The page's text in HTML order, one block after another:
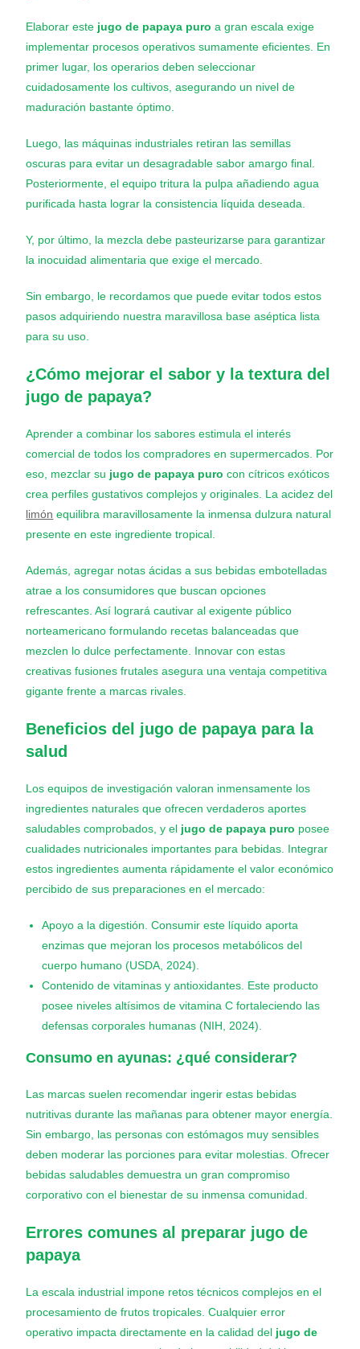
Elaborar este jugo de papaya puro a gran escala exige
implementar procesos operativos sumamente eficientes. En
primer lugar, los operarios deben seleccionar
cuidadosamente los cultivos, asegurando un nivel de
maduración bastante óptimo.
Luego, las máquinas industriales retiran las semillas
oscuras para evitar un desagradable sabor amargo final.
Posteriormente, el equipo tritura la pulpa añadiendo agua
purificada hasta lograr la consistencia líquida deseada.
Y, por último, la mezcla debe pasteurizarse para garantizar
la inocuidad alimentaria que exige el mercado.
Sin embargo, le recordamos que puede evitar todos estos
pasos adquiriendo nuestra maravillosa base aséptica lista
para su uso.
¿Cómo mejorar el sabor y la textura del
jugo de papaya?
Aprender a combinar los sabores estimula el interés
comercial de todos los compradores en supermercados. Por
eso, mezclar su jugo de papaya puro con cítricos exóticos
crea perfiles gustativos complejos y originales. La acidez del
limón equilibra maravillosamente la inmensa dulzura natural
presente en este ingrediente tropical.
Además, agregar notas ácidas a sus bebidas embotelladas
atrae a los consumidores que buscan opciones
refrescantes. Así logrará cautivar al exigente público
norteamericano formulando recetas balanceadas que
mezclen lo dulce perfectamente. Innovar con estas
creativas fusiones frutales asegura una ventaja competitiva
gigante frente a marcas rivales.
Beneficios del jugo de papaya para la
salud
Los equipos de investigación valoran inmensamente los
ingredientes naturales que ofrecen verdaderos aportes
saludables comprobados, y el jugo de papaya puro posee
cualidades nutricionales importantes para bebidas. Integrar
estos ingredientes aumenta rápidamente el valor económico
percibido de sus preparaciones en el mercado:
Apoyo a la digestión. Consumir este líquido aporta
enzimas que mejoran los procesos metabólicos del
cuerpo humano (USDA, 2024).
Contenido de vitaminas y antioxidantes. Este producto
posee niveles altísimos de vitamina C fortaleciendo las
defensas corporales humanas (NIH, 2024).
Consumo en ayunas: ¿qué considerar?
Las marcas suelen recomendar ingerir estas bebidas
nutritivas durante las mañanas para obtener mayor energía.
Sin embargo, las personas con estómagos muy sensibles
deben moderar las porciones para evitar molestias. Ofrecer
bebidas saludables demuestra un gran compromiso
corporativo con el bienestar de su inmensa comunidad.
Errores comunes al preparar jugo de
papaya
La escala industrial impone retos técnicos complejos en el
procesamiento de frutos tropicales. Cualquier error
operativo impacta directamente en la calidad del jugo de